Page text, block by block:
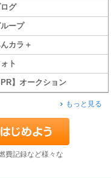
グ
ープ
カラ＋
ト
PR】オークション
もっと見る
費記録など様々な